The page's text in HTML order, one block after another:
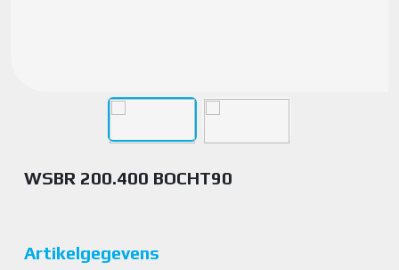
WSBR 200.400 BOCHT90
Artikelgegevens